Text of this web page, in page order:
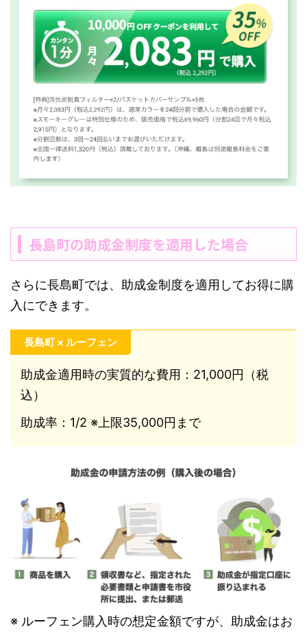
長島町の助成金制度を適用した場合
さらに長島町では、助成金制度を適用してお得に購
入にできます。
長島町 × ルーフェン
助成金適用時の実質的な費用：21,000円（税
込）
助成率：1/2 ※上限35,000円まで
※ ルーフェン購入時の想定金額ですが、助成金はお